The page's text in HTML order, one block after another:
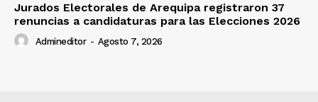
Jurados Electorales de Arequipa registraron 37
renuncias a candidaturas para las Elecciones 2026
Admineditor - Agosto 7, 2026